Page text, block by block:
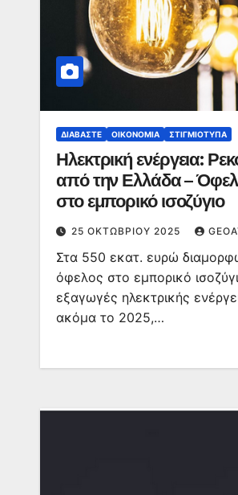
ΔΙΑΒΆΣΤΕ ΟΙΚΟΝΟΜΊΑ ΣΤΙΓΜΙΌΤΥΠΑ
Ηλεκτρική ενέργεια:
από την Ελλάδα –
στο εμπορικό ισοζύγιο
25 ΟΚΤΩΒΡΊΟΥ 2025
Στα 550 εκατ. ευρώ
όφελος στο εμπορικό
εξαγωγές ηλεκτρικής
ακόμα το 2025,…